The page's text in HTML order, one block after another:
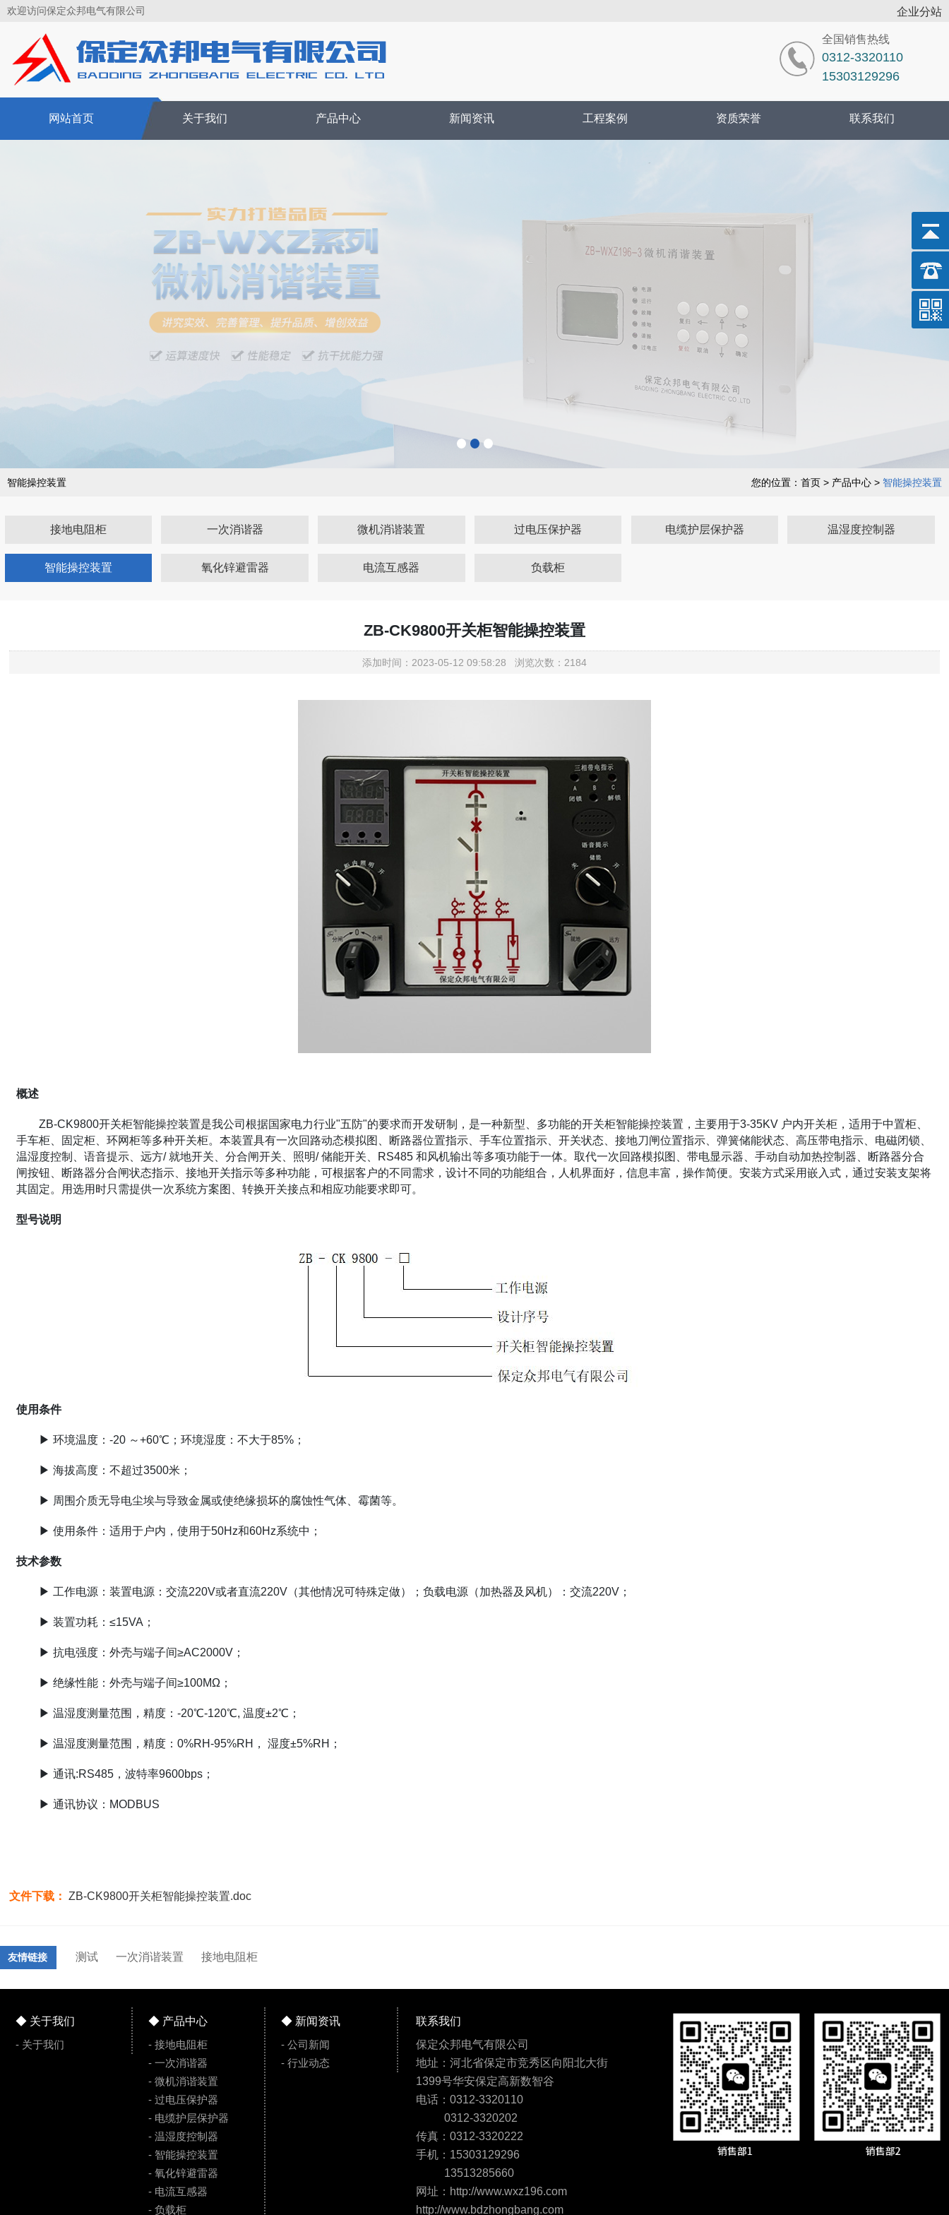
欢迎访问保定众邦电气有限公司 企业分站
全国销售热线
0312-3320110
15303129296
网站首页 关于我们 产品中心 新闻资讯 工程案例 资质荣誉 联系我们
您的位置： 首页 > 产品中心 > 智能操控装置
智能操控装置
接地电阻柜 一次消谐器 微机消谐装置 过电压保护器 电缆护层保护器 温湿度控制器
智能操控装置 氧化锌避雷器 电流互感器 负载柜
ZB-CK9800开关柜智能操控装置
添加时间：2023-05-12 09:58:28 浏览次数：2184
概述
ZB-CK9800开关柜智能操控装置是我公司根据国家电力行业"五防"的要求而开发研制，是一种新型、多功能的开关柜智能操控装置，主要用于3-35KV 户内开关柜，适用于中置柜、
手车柜、固定柜、环网柜等多种开关柜。本装置具有一次回路动态模拟图、断路器位置指示、手车位置指示、开关状态、接地刀闸位置指示、弹簧储能状态、高压带电指示、电磁闭锁、
温湿度控制、语音提示、远方/ 就地开关、分合闸开关、照明/ 储能开关、RS485 和风机输出等多项功能于一体。取代一次回路模拟图、带电显示器、手动自动加热控制器、断路器分合
闸按钮、断路器分合闸状态指示、接地开关指示等多种功能，可根据客户的不同需求，设计不同的功能组合，人机界面好，信息丰富，操作简便。安装方式采用嵌入式，通过安装支架将
其固定。用选用时只需提供一次系统方案图、转换开关接点和相应功能要求即可。
型号说明
使用条件
▶ 环境温度：-20 ～+60℃；环境湿度：不大于85%；
▶ 海拔高度：不超过3500米；
▶ 周围介质无导电尘埃与导致金属或使绝缘损坏的腐蚀性气体、霉菌等。
▶ 使用条件：适用于户内，使用于50Hz和60Hz系统中；
技术参数
▶ 工作电源：装置电源：交流220V或者直流220V（其他情况可特殊定做）；负载电源（加热器及风机）：交流220V；
▶ 装置功耗：≤15VA；
▶ 抗电强度：外壳与端子间≥AC2000V；
▶ 绝缘性能：外壳与端子间≥100MΩ；
▶ 温湿度测量范围，精度：-20℃-120℃, 温度±2℃；
▶ 温湿度测量范围，精度：0%RH-95%RH， 湿度±5%RH；
▶ 通讯:RS485，波特率9600bps；
▶ 通讯协议：MODBUS
文件下载：ZB-CK9800开关柜智能操控装置.doc
友情链接 测试 一次消谐装置 接地电阻柜
◆ 关于我们
- 关于我们
◆ 产品中心
- 接地电阻柜
- 一次消谐器
- 微机消谐装置
- 过电压保护器
- 电缆护层保护器
- 温湿度控制器
- 智能操控装置
- 氧化锌避雷器
- 电流互感器
- 负载柜
◆ 新闻资讯
- 公司新闻
- 行业动态
联系我们
保定众邦电气有限公司
地址：河北省保定市竞秀区向阳北大街
1399号华安保定高新数智谷
电话：0312-3320110
0312-3320202
传真：0312-3320222
手机：15303129296
13513285660
网址：http://www.wxz196.com
http://www.bdzhongbang.com